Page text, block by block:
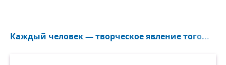
Каждый человек — творческое явление того...